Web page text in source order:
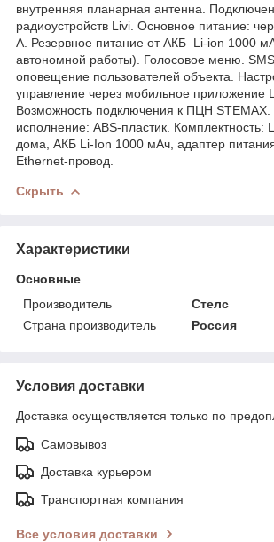
внутренняя планарная антенна.
радиоустройств Livi. Основное питание:
А. Резервное питание от АКБ Li-ion 1000
автономной работы). Голосовое меню.
оповещение пользователей объекта.
управление через мобильное приложение
Возможность подключения к ПЦН STEMAX.
исполнение: ABS-пластик. Комплектность:
дома, АКБ Li-Ion 1000 мАч, адаптер
Ethernet-провод.
Скрыть
Характеристики
Основные
Производитель
Стелс
Страна производитель
Россия
Условия доставки
Доставка осуществляется только по
Самовывоз
Доставка курьером
Транспортная компания
Все условия доставки